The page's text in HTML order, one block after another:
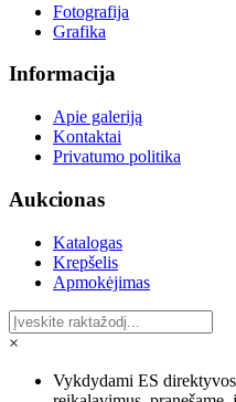
Fotografija
Grafika
Informacija
Apie galeriją
Kontaktai
Privatumo politika
Aukcionas
Katalogas
Krepšelis
Apmokėjimas
×
Vykdydami ES